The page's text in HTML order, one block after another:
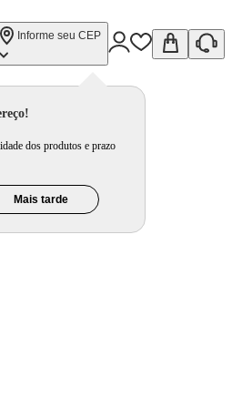
Informe seu CEP
dos produtos e prazo
Mais tarde